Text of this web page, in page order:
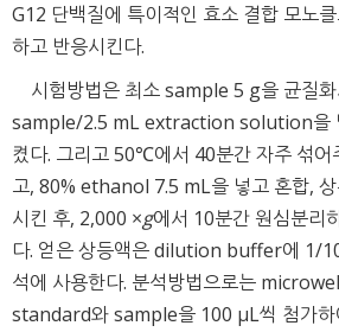
G12 단백질에 특이적인 효소 결합 모노
하고 반응시킨다.
시험방법은 최소 sample 5 g을 균질
sample/2.5 mL extraction solution을
켰다. 그리고 50℃에서 40분간 자주 섞어
고, 80% ethanol 7.5 mL을 넣고 혼합,
시킨 후, 2,000 ×g에서 10분간 원심분리
다. 얻은 상등액은 dilution buffer에 1/
석에 사용한다. 분석방법으로는
standard와 sample을 100 μL씩 첨가하